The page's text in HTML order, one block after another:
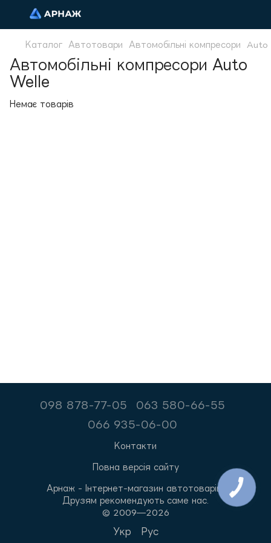
Каталог Автотовари Автомобільні компресори Auto
Автомобільні компресори Auto
Welle
Немає товарів
098 878-77-05
063 580-66-55
066 935-06-00
Контакти
Повна версія сайту
Арнаж - Інтернет-магазин автотоварів.
Друзям рекомендують саме нас.
© 2009—2026
Укр Рус